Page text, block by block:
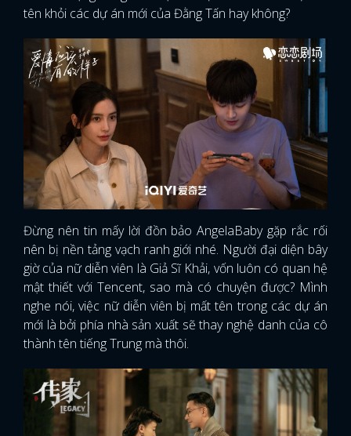
tên khỏi các dự án mới của Đằng Tấn hay không?
Đừng nên tin mấy lời đồn bảo AngelaBaby gặp rắc rối
nên bị nền tảng vạch ranh giới nhé. Người đại diện bây
giờ của nữ diễn viên là Giả Sĩ Khải, vốn luôn có quan hệ
mật thiết với Tencent, sao mà có chuyện được? Mình
nghe nói, việc nữ diễn viên bị mất tên trong các dự án
mới là bởi phía nhà sản xuất sẽ thay nghệ danh của cô
thành tên tiếng Trung mà thôi.